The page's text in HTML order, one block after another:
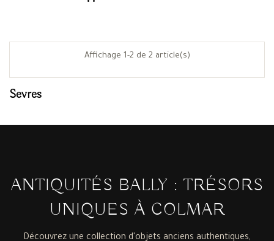
Affichage 1-2 de 2 article(s)
Sevres
ANTIQUITÉS BALLY : TRÉSORS
UNIQUES À COLMAR
Découvrez une collection d'objets anciens authentiques,